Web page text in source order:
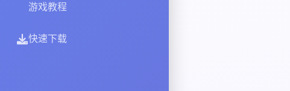
游戏教程
快速下载